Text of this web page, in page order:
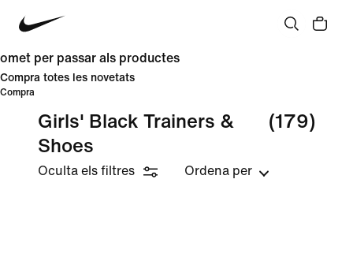
omet per passar als productes
Compra totes les novetats
Compra
Girls' Black Trainers &
Shoes
(179)
Oculta els filtres Ordena per